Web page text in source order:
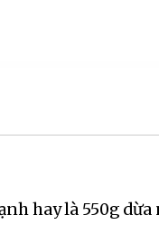
hay là 550g